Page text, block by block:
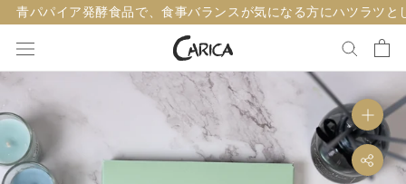
プ
て
コ
ン
青パパイア発酵食品で、食事バランスが気になる方にハツラツと